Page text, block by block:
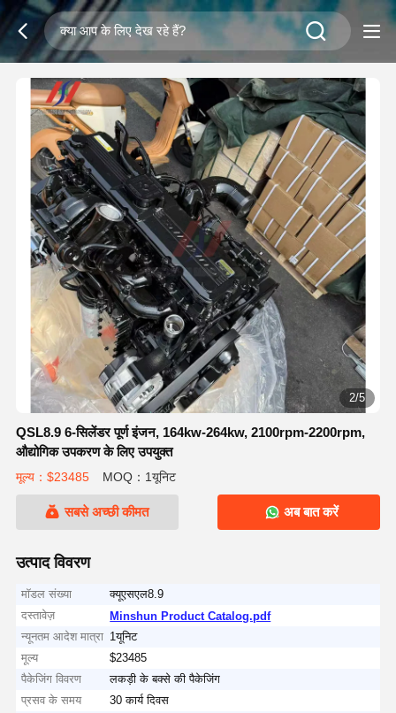
2/5
QSL8.9 6-सिलेंडर पूर्ण इंजन, 164kw-264kw, 2100rpm-2200rpm,
औद्योगिक उपकरण के लिए उपयुक्त
मूल्य：$23485 MOQ：1यूनिट
सबसे अच्छी कीमत अब बात करें
उत्पाद विवरण
मॉडल संख्या
क्यूएसएल8.9
दस्तावेज़
Minshun Product Catalog.pdf
न्यूनतम आदेश मात्रा 1यूनिट
मूल्य
$23485
पैकेजिंग विवरण
लकड़ी के बक्से की पैकेजिंग
प्रसव के समय
30 कार्य दिवस